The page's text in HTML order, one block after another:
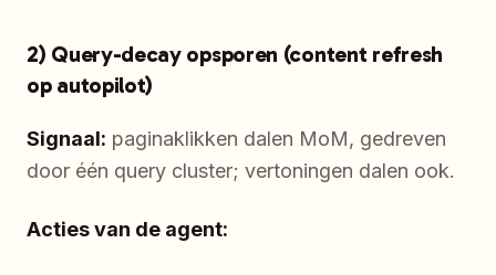
2) Query-decay opsporen (content refresh
op autopilot)
Signaal: paginaklikken dalen MoM, gedreven
door één query cluster; vertoningen dalen ook.
Acties van de agent: